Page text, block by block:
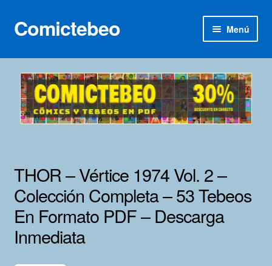
Ir
a
Ir
al
Comictebeo Menú
Inicio
Categorías
Franco-Belga
Lotes 100
Adultos
THOR – Vértice 1974 Vol. 2 –
Colección Completa – 53 Tebeos
En Formato PDF – Descarga
Inmediata